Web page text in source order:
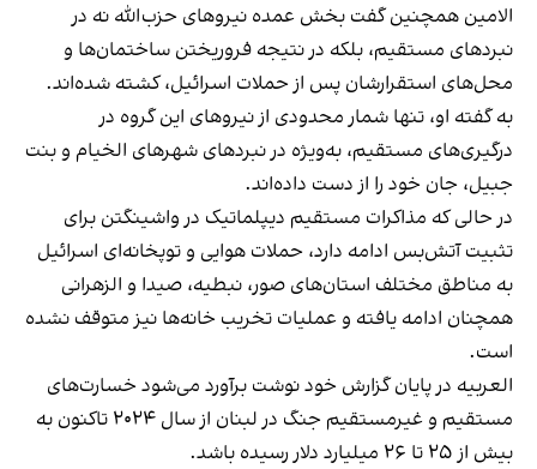
الامین همچنین گفت بخش عمده نیروهای حزب‌الله نه در
نبردهای مستقیم، بلکه در نتیجه فروریختن ساختمان‌ها و
محل‌های استقرارشان پس از حملات اسرائیل، کشته شده‌اند.
به گفته او، تنها شمار محدودی از نیروهای این گروه در
درگیری‌های مستقیم، به‌ویژه در نبردهای شهرهای الخیام و بنت
جبیل، جان خود را از دست داده‌اند.
در حالی که مذاکرات مستقیم دیپلماتیک در واشینگتن برای
تثبیت آتش‌بس ادامه دارد، حملات هوایی و توپخانه‌ای اسرائیل
به مناطق مختلف استان‌های صور، نبطیه، صیدا و الزهرانی
همچنان ادامه یافته و عملیات تخریب خانه‌ها نیز متوقف نشده
است.
العربیه در پایان گزارش خود نوشت برآورد می‌شود خسارت‌های
مستقیم و غیرمستقیم جنگ در لبنان از سال ۲۰۲۴ تاکنون به
بیش از ۲۵ تا ۲۶ میلیارد دلار رسیده باشد.